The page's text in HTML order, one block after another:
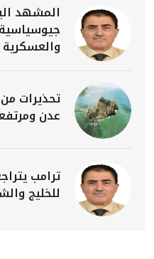
المشهد
والعسكرية
تحذيرات
عدن
ترامب
للخليج